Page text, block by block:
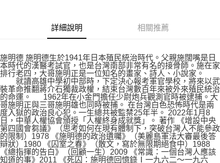
詳細說明 相關推薦
施明德 施明德生於1941年日本殖民統治時代。父親施闊嘴是日
本時代的漢醫考試官，也是台灣南部非常有名的接骨師。施在家
排行老四，大哥施明正是一位知名的畫家、詩人、小說家。
就讀高雄中學初中部時，下定決心報考軍官學校，將來以武
裝革命推翻蔣介石獨裁政權，結束台灣數百年來被外來殖民統治
的命運。 1962年在小金門擔任少尉炮兵觀測官時被逮捕。大
哥施明正與三哥施明雄也同時被捕。 在台灣白色恐怖時代是兩
度入獄的政治良心犯。一生總共被監禁25年半。 2022年1月8
日，中華人權協會頒授「人權終身成就獎」。 著作 《增設中央
第四國會芻議》（思考如何在現有體制下，突破台灣人不能參政
的限制）1978 《施明德的政治遺囑》（美麗島軍法大審最後答
辯狀）1980 《囚室之春》（散文，寫於無限期絕食中）1988
《總指揮的告白》（回顧一生）2009 《常識：一個台灣人應該
知道的事》2011 《死囚：施明德回憶錄Ⅰ一九六二～一九六